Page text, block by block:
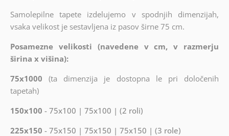
Samolepilne tapete izdelujemo v spodnjih dimenzijah,
vsaka velikost je sestavljena iz pasov širne 75 cm.
Posamezne velikosti (navedene v cm, v razmerju
širina x višina):
75x1000
(ta dimenzija je dostopna le pri določenih
tapetah)
150x100 - 75x100 | 75x100 | (2 roli)
225x150 - 75x150 | 75x150 | 75x150 | (3 role)